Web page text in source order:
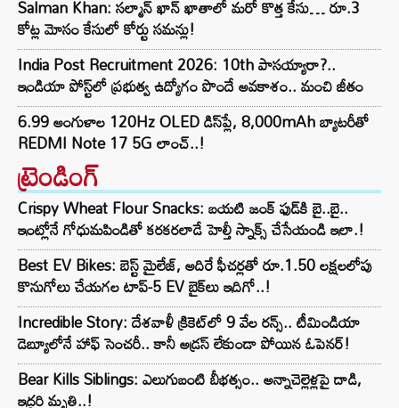
Salman Khan: సల్మాన్ ఖాన్ ఖాతాలో మరో కొత్త కేసు… రూ.3
కోట్ల మోసం కేసులో కోర్టు సమన్లు!
India Post Recruitment 2026: 10th పాసయ్యారా?..
ఇండియా పోస్ట్‌లో ప్రభుత్వ ఉద్యోగం పొందే అవకాశం.. మంచి జీతం
6.99 అంగుళాల 120Hz OLED డిస్‌ప్లే, 8,000mAh బ్యాటరీతో
REDMI Note 17 5G లాంచ్..!
ట్రెండింగ్‌
Crispy Wheat Flour Snacks: బయటి జంక్ ఫుడ్‌కి బై..బై..
ఇంట్లోనే గోధుమపిండితో కరకరలాడే హెల్తీ స్నాక్స్ చేసేయండి ఇలా.!
Best EV Bikes: బెస్ట్ మైలేజ్, అదిరే ఫీచర్లతో రూ.1.50 లక్షలలోపు
కొనుగోలు చేయగల టాప్-5 EV బైక్‌లు ఇదిగో..!
Incredible Story: దేశవాళీ క్రికెట్‌లో 9 వేల రన్స్.. టీమిండియా
డెబ్యూలోనే హాఫ్ సెంచరీ.. కానీ అడ్రస్ లేకుండా పోయిన ఓపెనర్!
Bear Kills Siblings: ఎలుగుబంటి బీభత్సం.. అన్నాచెల్లెళ్లపై దాడి,
ఇద్దరి మృతి..!